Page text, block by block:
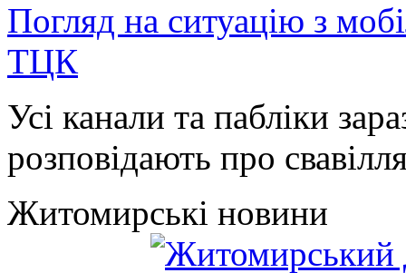
Погляд на ситуацію з
ТЦК
Усі канали та пабліки
розповідають про
Житомирські новини